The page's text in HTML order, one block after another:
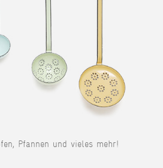
Pfannen und vieles mehr!